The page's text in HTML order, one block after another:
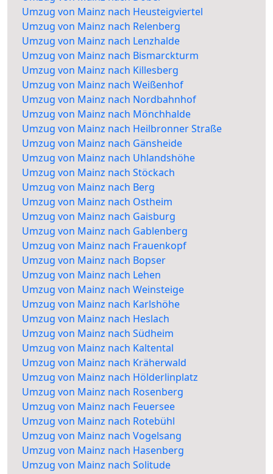
Umzug von Mainz nach Heusteigviertel
Umzug von Mainz nach Relenberg
Umzug von Mainz nach Lenzhalde
Umzug von Mainz nach Bismarckturm
Umzug von Mainz nach Killesberg
Umzug von Mainz nach Weißenhof
Umzug von Mainz nach Nordbahnhof
Umzug von Mainz nach Mönchhalde
Umzug von Mainz nach Heilbronner Straße
Umzug von Mainz nach Gänsheide
Umzug von Mainz nach Uhlandshöhe
Umzug von Mainz nach Stöckach
Umzug von Mainz nach Berg
Umzug von Mainz nach Ostheim
Umzug von Mainz nach Gaisburg
Umzug von Mainz nach Gablenberg
Umzug von Mainz nach Frauenkopf
Umzug von Mainz nach Bopser
Umzug von Mainz nach Lehen
Umzug von Mainz nach Weinsteige
Umzug von Mainz nach Karlshöhe
Umzug von Mainz nach Heslach
Umzug von Mainz nach Südheim
Umzug von Mainz nach Kaltental
Umzug von Mainz nach Kräherwald
Umzug von Mainz nach Hölderlinplatz
Umzug von Mainz nach Rosenberg
Umzug von Mainz nach Feuersee
Umzug von Mainz nach Rotebühl
Umzug von Mainz nach Vogelsang
Umzug von Mainz nach Hasenberg
Umzug von Mainz nach Solitude